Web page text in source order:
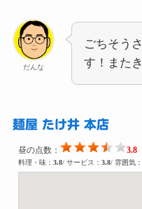
だんな
ごちそう
す！また
麺屋 たけ井 本店